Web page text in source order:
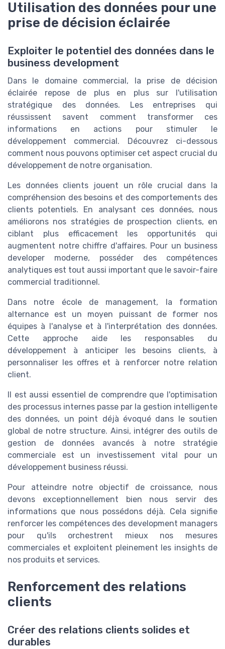
Utilisation des données pour une
prise de décision éclairée
Exploiter le potentiel des données dans le
business development
Dans le domaine commercial, la prise de décision
éclairée repose de plus en plus sur l'utilisation
stratégique des données. Les entreprises qui
réussissent savent comment transformer ces
informations en actions pour stimuler le
développement commercial. Découvrez ci-dessous
comment nous pouvons optimiser cet aspect crucial du
développement de notre organisation.
Les données clients jouent un rôle crucial dans la
compréhension des besoins et des comportements des
clients potentiels. En analysant ces données, nous
améliorons nos stratégies de prospection clients, en
ciblant plus efficacement les opportunités qui
augmentent notre chiffre d'affaires. Pour un business
developer moderne, posséder des compétences
analytiques est tout aussi important que le savoir-faire
commercial traditionnel.
Dans notre école de management, la formation
alternance est un moyen puissant de former nos
équipes à l'analyse et à l'interprétation des données.
Cette approche aide les responsables du
développement à anticiper les besoins clients, à
personnaliser les offres et à renforcer notre relation
client.
Il est aussi essentiel de comprendre que l'optimisation
des processus internes passe par la gestion intelligente
des données, un point déjà évoqué dans le soutien
global de notre structure. Ainsi, intégrer des outils de
gestion de données avancés à notre stratégie
commerciale est un investissement vital pour un
développement business réussi.
Pour atteindre notre objectif de croissance, nous
devons exceptionnellement bien nous servir des
informations que nous possédons déjà. Cela signifie
renforcer les compétences des development managers
pour qu'ils orchestrent mieux nos mesures
commerciales et exploitent pleinement les insights de
nos produits et services.
Renforcement des relations
clients
Créer des relations clients solides et
durables